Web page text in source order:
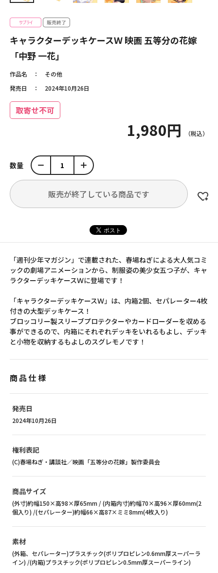
キャラクターデッキケースＷ 映画 五等分の花嫁
「中野 一花」
作品名
その他
発売日
2024年10月26日
取寄せ不可
1,980円
数量
販売が終了している商品です
「週刊少年マガジン」で連載された、春場ねぎによる大人気コミ
ックの劇場アニメーションから、制服姿の美少女五つ子が、キャ
ラクターデッキケースＷに登場です！
「キャラクターデッキケースＷ」は、内箱2個、セパレーター4枚
付きの大型デッキケース！
ブロッコリー製スリーブプロテクターやカードローダーを収める
事ができるので、内箱にそれぞれデッキをいれるもよし、デッキ
と小物を収納するもよしのスグレモノです！
商品仕様
発売日
2024年10月26日
権利表記
(C)春場ねぎ・講談社／映画「五等分の花嫁」製作委員会
商品サイズ
(外寸)約幅150×高98×厚65mm / (内箱内寸)約幅70×高96×厚60mm(2
個入り) /(セパレーター)約幅66×高87×ミミ8mm(4枚入り)
素材
(外箱、セパレーター)プラスチック(ポリプロピレン0.6mm厚スーパーラ
イン) /(内箱)プラスチック(ポリプロピレン0.5mm厚スーパーライン)